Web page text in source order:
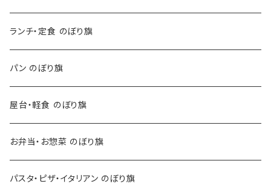
ランチ・定食 のぼり旗
パン のぼり旗
屋台・軽食 のぼり旗
お弁当・お惣菜 のぼり旗
パスタ・ピザ・イタリアン のぼり旗